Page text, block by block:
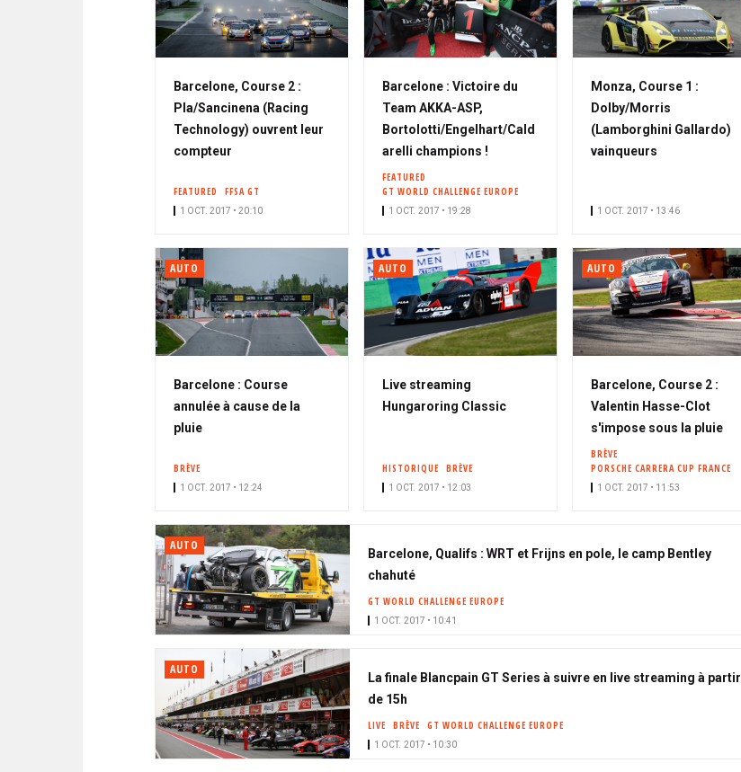
Barcelone, Course 2 :
Pla/Sancinena (Racing
Technology) ouvrent leur
compteur
FEATURED FFSA GT
1 OCT. 2017 • 20:10
Barcelone : Victoire du
Team AKKA-ASP,
Bortolotti/Engelhart/Cald
arelli champions !
FEATURED
GT WORLD CHALLENGE EUROPE
1 OCT. 2017 • 19:28
Monza, Course 1 :
Dolby/Morris
(Lamborghini Gallardo)
vainqueurs
1 OCT. 2017 • 13:46
AUTO
Barcelone : Course
annulée à cause de la
pluie
BRÈVE
1 OCT. 2017 • 12:24
AUTO
Live streaming
Hungaroring Classic
HISTORIQUE BRÈVE
1 OCT. 2017 • 12:03
AUTO
Barcelone, Course 2 :
Valentin Hasse-Clot
s'impose sous la pluie
BRÈVE
PORSCHE CARRERA CUP FRANCE
1 OCT. 2017 • 11:53
AUTO
Barcelone, Qualifs : WRT et Frijns en pole, le camp Bentley
chahuté
GT WORLD CHALLENGE EUROPE
1 OCT. 2017 • 10:41
AUTO
La finale Blancpain GT Series à suivre en live streaming à partir
de 15h
LIVE BRÈVE GT WORLD CHALLENGE EUROPE
1 OCT. 2017 • 10:30